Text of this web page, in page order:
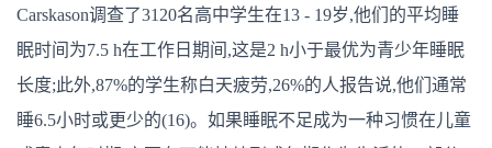
Carskason调查了3120名高中学生在13 - 19岁,他们的平均睡
眠时间为7.5 h在工作日期间,这是2 h小于最优为青少年睡眠
长度;此外,87%的学生称白天疲劳,26%的人报告说,他们通常
睡6.5小时或更少的(16)。如果睡眠不足成为一种习惯在儿童